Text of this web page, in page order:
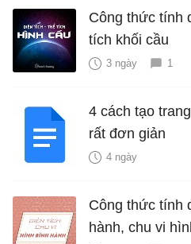
Công thức tính
tích khối cầu
3 ngày 1
4 cách tạo
rất đơn giản
4 ngày
Công thức tính
hành, chu vi